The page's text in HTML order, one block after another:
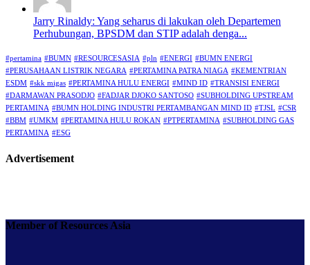
Jarry Rinaldy: Yang seharus di lakukan oleh Departemen
Perhubungan, BPSDM dan STIP adalah denga...
#pertamina #BUMN #RESOURCESASIA #pln #ENERGI #BUMN ENERGI
#PERUSAHAAN LISTRIK NEGARA #PERTAMINA PATRA NIAGA #KEMENTRIAN
ESDM #skk migas #PERTAMINA HULU ENERGI #MIND ID #TRANSISI ENERGI
#DARMAWAN PRASODJO #FADJAR DJOKO SANTOSO #SUBHOLDING UPSTREAM
PERTAMINA #BUMN HOLDING INDUSTRI PERTAMBANGAN MIND ID #TJSL #CSR
#BBM #UMKM #PERTAMINA HULU ROKAN #PTPERTAMINA #SUBHOLDING GAS
PERTAMINA #ESG
Advertisement
Member of Resources Asia